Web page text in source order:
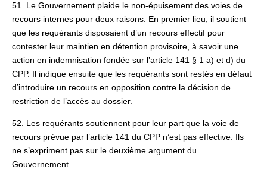
51. Le Gouvernement plaide le non-épuisement des voies de
recours internes pour deux raisons. En premier lieu, il soutient
que les requérants disposaient d’un recours effectif pour
contester leur maintien en détention provisoire, à savoir une
action en indemnisation fondée sur l’article 141 § 1 a) et d) du
CPP. Il indique ensuite que les requérants sont restés en défaut
d’introduire un recours en opposition contre la décision de
restriction de l’accès au dossier.
52. Les requérants soutiennent pour leur part que la voie de
recours prévue par l’article 141 du CPP n’est pas effective. Ils
ne s’expriment pas sur le deuxième argument du
Gouvernement.